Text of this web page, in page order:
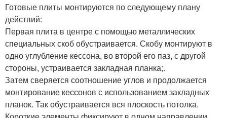
Готовые плиты монтируются по следующему плану
действий:
Первая плита в центре с помощью металлических
специальных скоб обустраивается. Скобу монтируют в
одно углубление кессона, во второй его паз, с другой
стороны, устраивается закладная планка;.
Затем сверяется соотношение углов и продолжается
монтирование кессонов с использованием закладных
планок. Так обустраивается вся плоскость потолка.